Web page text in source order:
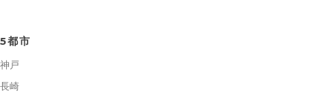
5都市
神戸
長崎